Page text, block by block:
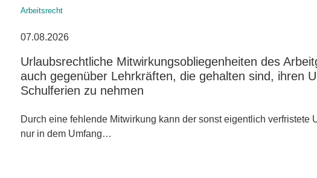
Arbeitsrecht
07.08.2026
Urlaubsrechtliche Mitwirkungsobliegenheiten des
auch gegenüber Lehrkräften, die gehalten sind, ihren
Schulferien zu nehmen
Durch eine fehlende Mitwirkung kann der sonst eigentlich verfristete
nur in dem Umfang…